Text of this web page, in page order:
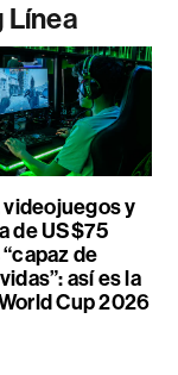
Línea
videojuegos y
de US$75
de
así es la
Cup 2026